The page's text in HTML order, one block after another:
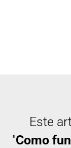
Este
"Como